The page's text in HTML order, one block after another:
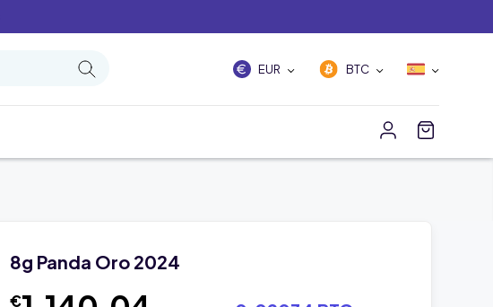
EUR BTC
8g Panda Oro 2024
€